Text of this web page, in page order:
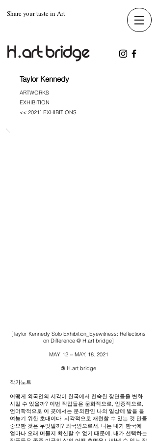
Share your taste in Art
Taylor Kennedy
ARTWORKS
EXHIBITION
<< 2021` EXHIBITIONS
[Taylor Kennedy Solo Exhibition_Eyewitness: Reflections
on Difference @ H.art bridge]
MAY. 12 ~ MAY. 18. 2021
@ H.art bridge
작가노트
어떻게 외국인의 시각이 한국에서 친숙한 장면들을 변화
시킬 수 있을까? 이번 작업들은 문화적으로, 인종적으로,
언어학적으로 이 곳에서는 문외한인 나의 일상에 발을 들
여놓기 위한 초대이다. 시각적으로 재현할 수 있는 것 만큼
중요한 것은 무엇일까? 외국인으로서, 나는 내가 한국에
얼마나 오래 머물지 확신할 수 없기 때문에, 내가 선택하는